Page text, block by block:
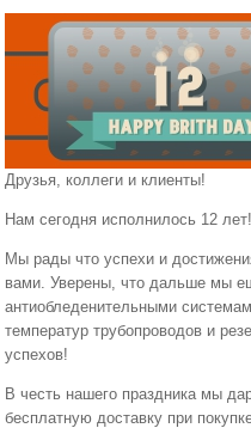
Друзья, коллеги и клиенты!
Нам сегодня исполнилось 12 лет!
Мы рады что успехи и
вами. Уверены, что дальше мы
антиобледенительными
температур трубопроводов и
успехов!
В честь нашего праздника мы
бесплатную доставку при